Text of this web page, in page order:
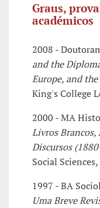
Graus,
académicos
2008 -
and the
Europe, and
King's College
2000 - MA
Livros Brancos,
Discursos
Social
1997 - BA
Uma Breve